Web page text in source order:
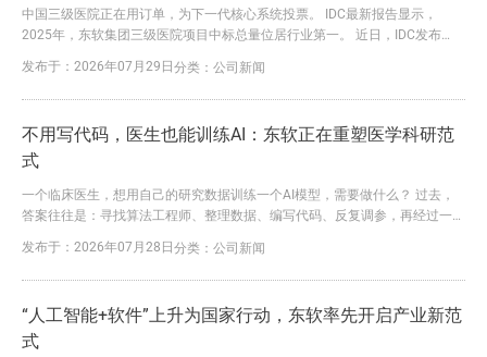
中国三级医院正在用订单，为下一代核心系统投票。 IDC最新报告显示，
2025年，东软集团三级医院项目中标总量位居行业第一。 近日，IDC发布
借大量三级医院落地订单，进一步巩固了在该领域的领先优势。 这一结论背
后，是东软三十余年深耕医疗健康行业的长期积累，更是其行业理解、技术创
发布于：2026年07月29日 分类： 公司新闻
不用写代码，医生也能训练AI：东软正在重塑医学科研范
式
一个临床医生，想用自己的研究数据训练一个AI模型，需要做什么？ 过去，
答案往往是：寻找算法工程师、整理数据、编写代码、反复调参，再经过一轮
不罕见。更大的问题是，数据处理、特征提取、统计分析和模型训练往往分散
在不同工具中，数据在多个系统之间反复导入导出，不仅容易出错，也让研究
发布于：2026年07月28日 分类： 公司新闻
“人工智能+软件”上升为国家行动，东软率先开启产业新范
式